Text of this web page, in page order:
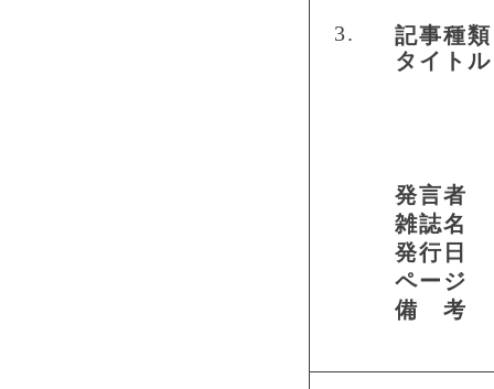
3.
記事種類
タイトル
発言者
雑誌名
発行日
ページ
備 考